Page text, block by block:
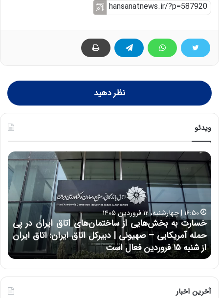
نظر دهید
ویدئو
خ
س
ا
ر
ب
ه
خ
ش‌
ه
ا
ی
ی
۱۶:۵۰ | چهارشنبه، ۱۲ فروردین ۱۴۰۵
خسارت به بخش‌هایی از ساختمان‌های اتاق ایران در پی
حمله آمریکایی – صهیونی | دبیرکل اتاق ایران: اتاق ایران
از شنبه ۱۵ فروردین فعال است
و
ر
آخرین اخبار